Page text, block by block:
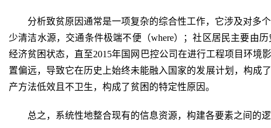
分析致贫原因通常是一项复杂的综合性工作，它涉及对多
少清洁水源，交通条件极端不便（where）；社区居民主要由
经济贫困状态，直至2015年国网巴控公司在进行工程项目环境
置偏远，导致它在历史上始终未能融入国家的发展计划，构成
产方法低效且不卫生，构成了贫困的特定性原因。
总之，系统性地整合现有的信息资源，构建各要素之间的